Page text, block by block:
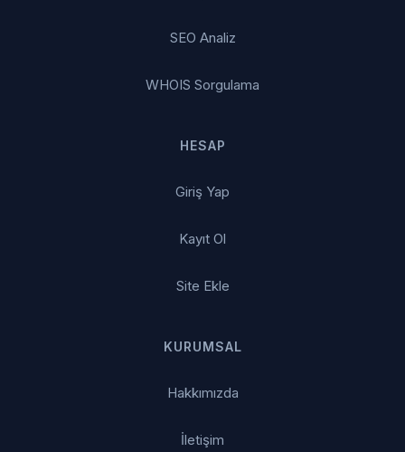
SEO Analiz
WHOIS Sorgulama
HESAP
Giriş Yap
Kayıt Ol
Site Ekle
KURUMSAL
Hakkımızda
İletişim